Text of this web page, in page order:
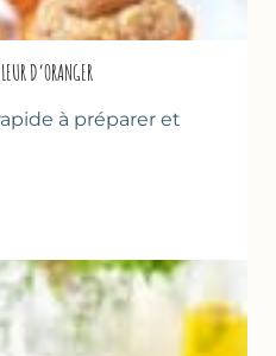
D’ORANGER
à préparer et